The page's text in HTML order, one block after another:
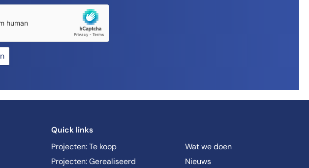
Quick links
Projecten: Te koop
Projecten: Gerealiseerd
Wat we doen
Nieuws